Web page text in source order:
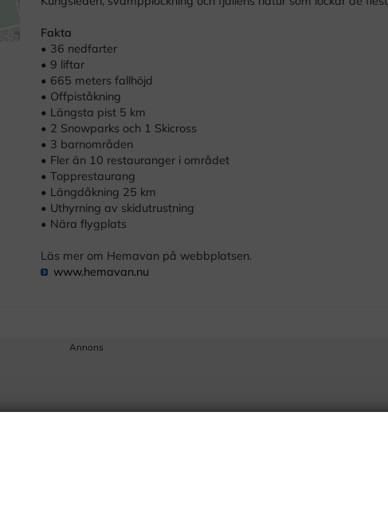
Fakta
• 36 nedfarter
• 9 liftar
• 665 meters fallhöjd
• Offpiståkning
• Längsta pist 5 km
• 2 Snowparks och 1 Skicross
• 3 barnområden
• Fler än 10 restauranger i området
• Topprestaurang
• Längdåkning 25 km
• Uthyrning av skidutrustning
• Nära flygplats
Läs mer om Hemavan på webbplatsen.
www.hemavan.nu
Annons